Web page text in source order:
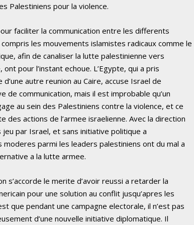
Palestiniens pour la violence.
faciliter la communication entre les differents
les mouvements islamistes radicaux comme le
afin de canaliser la lutte palestinienne vers
pour l’instant echoue. L’Egypte, qui a pris
autre reunion au Caire, accuse Israel de
de communication, mais il est improbable qu’un
au sein des Palestiniens contre la violence, et ce
des actions de l’armee israelienne. Avec la direction
par Israel, et sans initiative politique a
moderes parmi les leaders palestiniens ont du mal a
a la lutte armee.
s’accorde le merite d’avoir reussi a retarder la
pour une solution au conflit jusqu’apres les
que pendant une campagne electorale, il n’est pas
d’une nouvelle initiative diplomatique. Il